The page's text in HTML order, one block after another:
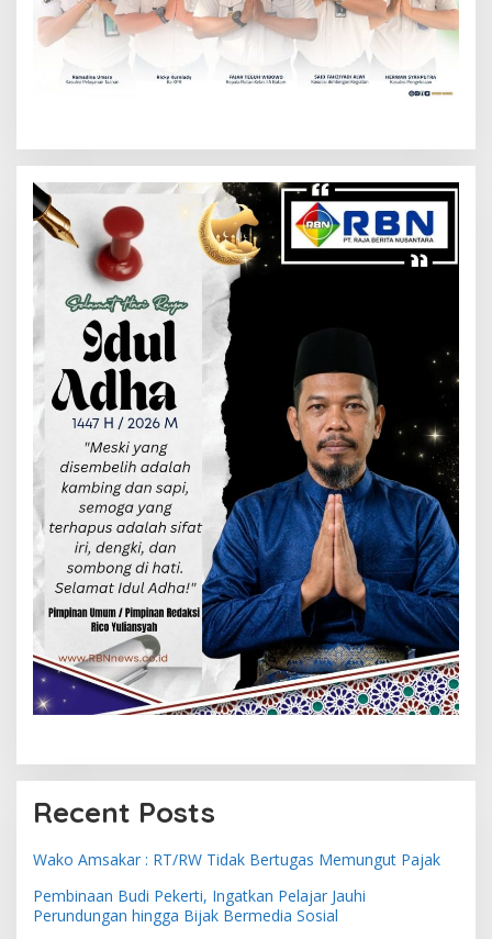
Recent Posts
Wako Amsakar : RT/RW Tidak Bertugas Memungut Pajak
Pembinaan Budi Pekerti, Ingatkan Pelajar Jauhi
Perundungan hingga Bijak Bermedia Sosial